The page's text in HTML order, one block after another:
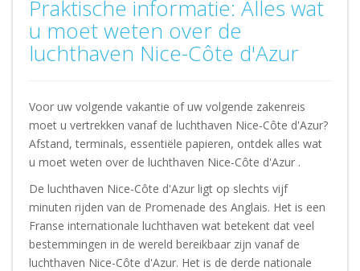
Praktische informatie: Alles wat
u moet weten over de
luchthaven Nice-Côte d'Azur
Voor uw volgende vakantie of uw volgende zakenreis
moet u vertrekken vanaf de luchthaven Nice-Côte d'Azur?
Afstand, terminals, essentiële papieren, ontdek alles wat
u moet weten over de luchthaven Nice-Côte d'Azur .
De luchthaven Nice-Côte d'Azur ligt op slechts vijf
minuten rijden van de Promenade des Anglais. Het is een
Franse internationale luchthaven wat betekent dat veel
bestemmingen in de wereld bereikbaar zijn vanaf de
luchthaven Nice-Côte d'Azur. Het is de derde nationale